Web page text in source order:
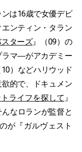
は16歳で女優デビ
ンティン・タラン
ターズ』（09）の
ラマ―がアカデミー
）などハリウッド
的で、ドキュメン
トライフを探して 』
んなロランが監督と
が『ガルヴェスト